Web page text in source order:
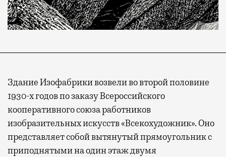
Здание Изофабрики возвели во второй половине
1930-х годов по заказу Всероссийского
кооперативного союза работников
изобразительных искусств «Всекохудожник». Оно
представляет собой вытянутый прямоугольник с
приподнятыми на один этаж двумя